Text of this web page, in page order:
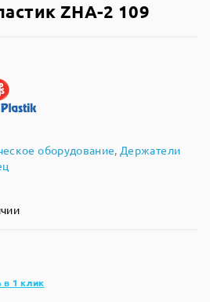
ZHA-2 109
оборудование, Держатели
в 1 клик